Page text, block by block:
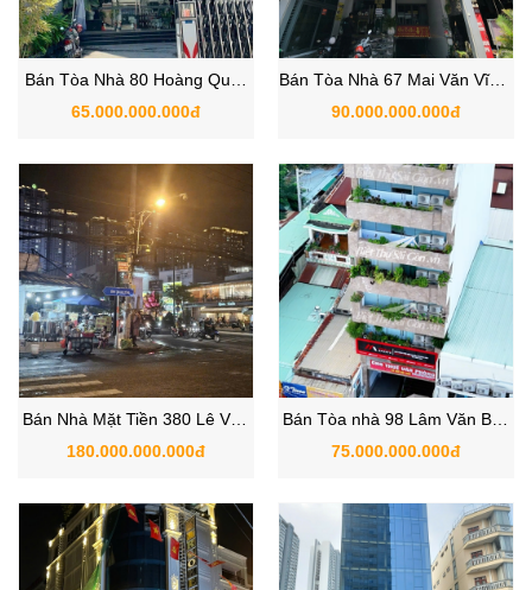
Bán Tòa Nhà 80 Hoàng Quốc
Việt, P. Phú Mỹ, Quận 7, Hồ
65.000.000.000đ
Bán Tòa Nhà 67 Mai Văn Vĩnh,
Phường Tân Quy, Quận 7
90.000.000.000đ
Bán Nhà Mặt Tiền 380 Lê Văn
Lương ngay ngã 4 Nguyễn Thị
180.000.000.000đ
Bán Tòa nhà 98 Lâm Văn Bền
, P.Tân Thuận Tây, Quận 7, Hồ
75.000.000.000đ